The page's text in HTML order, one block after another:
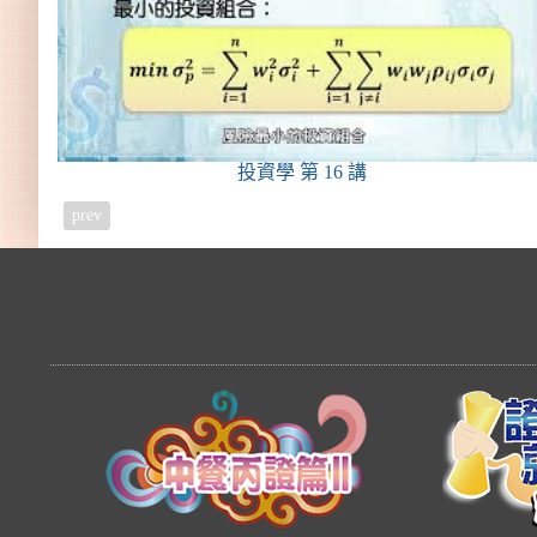
投資學 第 16 講
prev